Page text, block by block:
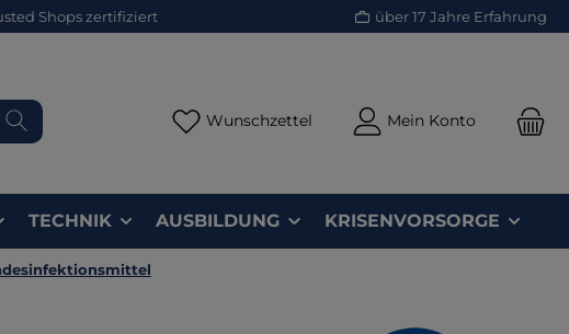
Shops zertifiziert über 17 Jahre Erfahrung
Wunschzettel Du hast 0 Produkte auf dem
Mein Konto
TECHNIK AUSBILDUNG KRISENVORSORGE